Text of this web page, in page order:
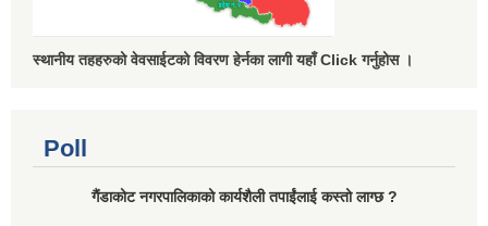
स्थानीय तहहरुको वेवसाईटको विवरण हेर्नका लागी यहाँ Click गर्नुहोस ।
Poll
गैंडाकोट नगरपालिकाको कार्यशैली तपाईंलाई कस्तो लाग्छ ?